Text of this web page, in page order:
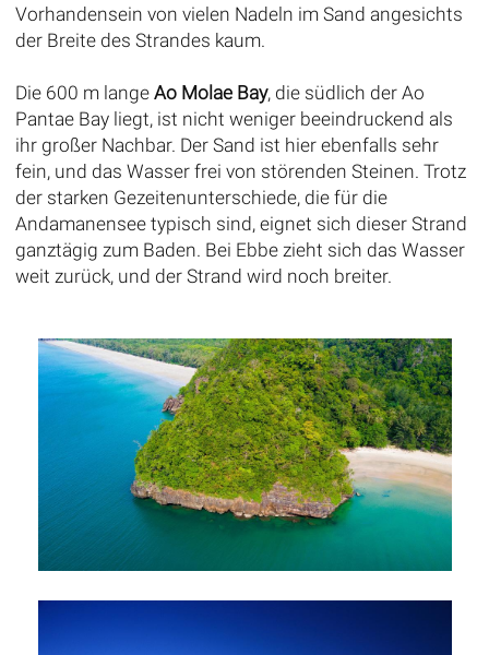
Vorhandensein von vielen Nadeln im Sand angesichts
der Breite des Strandes kaum.
Die 600 m lange Ao Molae Bay, die südlich der Ao
Pantae Bay liegt, ist nicht weniger beeindruckend als
ihr großer Nachbar. Der Sand ist hier ebenfalls sehr
fein, und das Wasser frei von störenden Steinen. Trotz
der starken Gezeitenunterschiede, die für die
Andamanensee typisch sind, eignet sich dieser Strand
ganztägig zum Baden. Bei Ebbe zieht sich das Wasser
weit zurück, und der Strand wird noch breiter.